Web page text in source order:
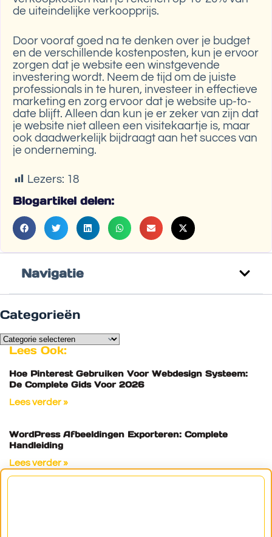
de uiteindelijke verkoopprijs.
Door vooraf goed na te denken over je budget
en de verschillende kostenposten, kun je ervoor
zorgen dat je website een winstgevende
investering wordt. Neem de tijd om de juiste
professionals in te huren, investeer in effectieve
marketing en zorg ervoor dat je website up-to-
date blijft. Alleen dan kun je er zeker van zijn dat
je website niet alleen een visitekaartje is, maar
ook daadwerkelijk bijdraagt aan het succes van
je onderneming.
Lezers: 18
Blogartikel delen:
Navigatie
Categorieën
Lees Ook:
Hoe Pinterest Gebruiken Voor Webdesign Systeem:
De Complete Gids Voor 2026
Lees verder »
WordPress Afbeeldingen Exporteren: Complete
Handleiding
Lees verder »